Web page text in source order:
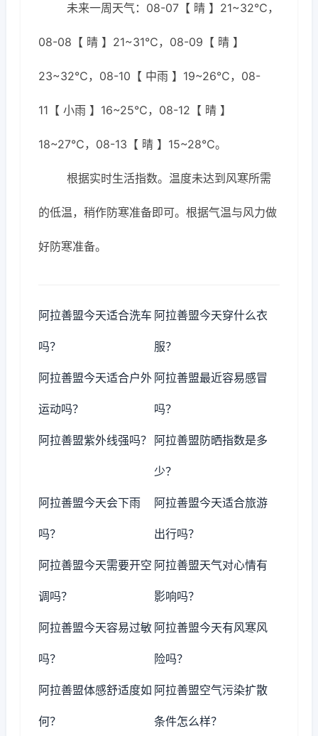
未来一周天气：08-07【 晴 】21~32℃，
08-08【 晴 】21~31℃，08-09【 晴 】
23~32℃，08-10【 中雨 】19~26℃，08-
11【 小雨 】16~25℃，08-12【 晴 】
18~27℃，08-13【 晴 】15~28℃。
根据实时生活指数。温度未达到风寒所需
的低温，稍作防寒准备即可。根据气温与风力做
好防寒准备。
阿拉善盟今天适合洗车
吗？
阿拉善盟今天穿什么衣
服？
阿拉善盟今天适合户外
运动吗？
阿拉善盟最近容易感冒
吗？
阿拉善盟紫外线强吗？ 阿拉善盟防晒指数是多
少？
阿拉善盟今天会下雨
吗？
阿拉善盟今天适合旅游
出行吗？
阿拉善盟今天需要开空
调吗？
阿拉善盟天气对心情有
影响吗？
阿拉善盟今天容易过敏
吗？
阿拉善盟今天有风寒风
险吗？
阿拉善盟体感舒适度如
何？
阿拉善盟空气污染扩散
条件怎么样？